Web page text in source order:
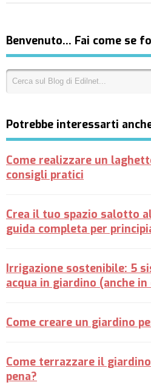
Benvenuto… Fai come se
Potrebbe interessarti
Come realizzare un
consigli pratici
Crea il tuo spazio salotto
guida completa per
Irrigazione sostenibile: 5
acqua in giardino (anche
Come creare un giardino
Come terrazzare il
pena?